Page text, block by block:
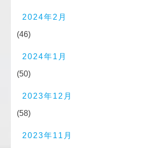
2024年2月
(46)
2024年1月
(50)
2023年12月
(58)
2023年11月